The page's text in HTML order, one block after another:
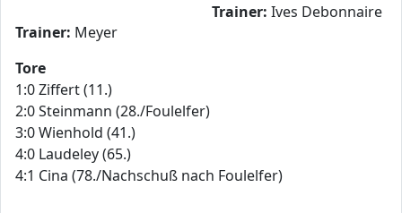
Trainer: Meyer
Trainer: Ives Debonnaire
Tore
1:0 Ziffert (11.)
2:0 Steinmann (28./Foulelfer)
3:0 Wienhold (41.)
4:0 Laudeley (65.)
4:1 Cina (78./Nachschuß nach Foulelfer)